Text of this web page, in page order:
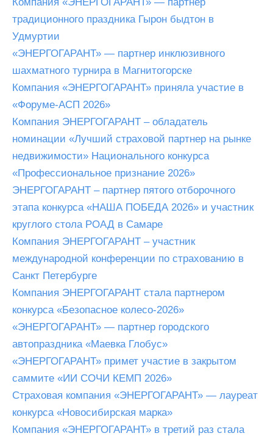
традиционного праздника Гырон быдтон в
Удмуртии
«ЭНЕРГОГАРАНТ» — партнер инклюзивного
шахматного турнира в Магнитогорске
Компания «ЭНЕРГОГАРАНТ» приняла участие в
«Форуме-АСП 2026»
Компания ЭНЕРГОГАРАНТ – обладатель
номинации «Лучший страховой партнер на рынке
недвижимости» Национального конкурса
«Профессиональное признание 2026»
ЭНЕРГОГАРАНТ – партнер пятого отборочного
этапа конкурса «НАША ПОБЕДА 2026» и участник
круглого стола РОАД в Самаре
Компания ЭНЕРГОГАРАНТ – участник
международной конференции по страхованию в
Санкт Петербурге
Компания ЭНЕРГОГАРАНТ стала партнером
конкурса «Безопасное колесо-2026»
«ЭНЕРГОГАРАНТ» — партнер городского
автопраздника «Маевка Глобус»
«ЭНЕРГОГАРАНТ» примет участие в закрытом
саммите «ИИ СОЧИ КЕМП 2026»
Страховая компания «ЭНЕРГОГАРАНТ» — лауреат
конкурса «Новосибирская марка»
Компания «ЭНЕРГОГАРАНТ» в третий раз стала